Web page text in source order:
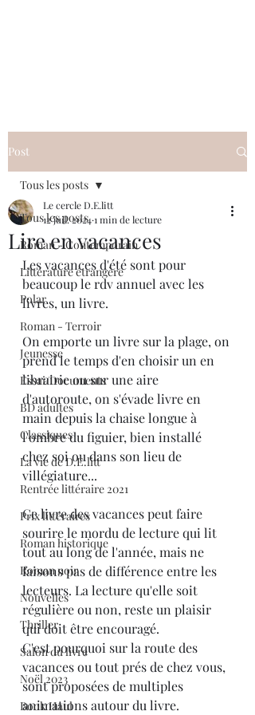
Post
Tous les posts
Roman - Contemporain
Littérature étrangère
Polar
Roman - Terroir
Jeunesse
Essai/Documents
BD adultes
Classiques
La vie de D.E.litt
Rentrée littéraire 2021
Prix littéraires
Roman historique
Roman noir
Nouvelles
Thriller
Salon du livre
Noël 2023
Book Haul
Tous les posts
Lire en vacances
Le cercle D.E.litt
12 juil. 20241 min de lecture
Les vacances d'été sont pour
beaucoup le rdv annuel avec les
livres, un livre.
On emporte un livre sur la plage, on
prend le temps d'en choisir un en
librairie ou sur une aire
d'autoroute, on s'évade livre en
main depuis la chaise longue à
l'ombre du figuier, bien installé
chez soi ou dans son lieu de
villégiature...
Ce livre des vacances peut faire
sourire le mordu de lecture qui lit
tout au long de l'année, mais ne
faisons pas de différence entre les
lecteurs. La lecture qu'elle soit
régulière ou non, reste un plaisir
qui doit être encouragé.
C'est pourquoi sur la route des
vacances ou tout prés de chez vous,
sont proposées de multiples
animations autour du livre.